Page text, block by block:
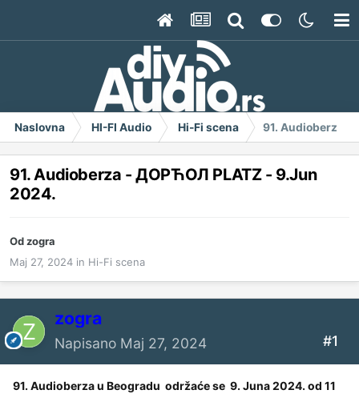
Naslovna HI-FI Audio Hi-Fi scena 91. Audioberza -
91. Audioberza - ДОРЋОЛ PLATZ - 9.Jun
2024.
Odzogra
Maj 27, 2024 in Hi-Fi scena
zogra
Napisano Maj 27, 2024 #1
91. Audioberza u Beogradu održaće se 9. Juna2024. od 11